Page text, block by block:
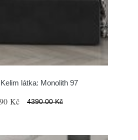
látka: Monolith 97
Kč 4390.00 Kč